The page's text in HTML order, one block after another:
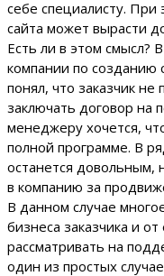
себе специалисту. При
сайта может вырасти
Есть ли в этом смысл?
компании по созданию
понял, что заказчик не
заключать договор на
менеджеру хочется,
полной программе. В
останется довольным,
в компанию за
В данном случае
бизнеса заказчика и
рассматривать на
один из простых